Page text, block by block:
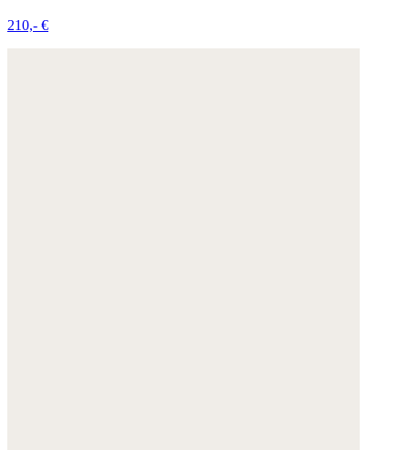
210,- €